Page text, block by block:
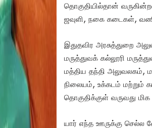
தொகுதியில்தான்
ஜவுளி, நகை கடைகள்,
இதுதவிர அரசுத்துறை
மருத்துவக் கல்லூரி
மத்திய தந்தி அலுவலகம்,
நிலையம், உக்கடம் மற்றும்
தொகுதிக்குள் வருவது மிக
யார் எந்த ஊருக்கு செல்ல